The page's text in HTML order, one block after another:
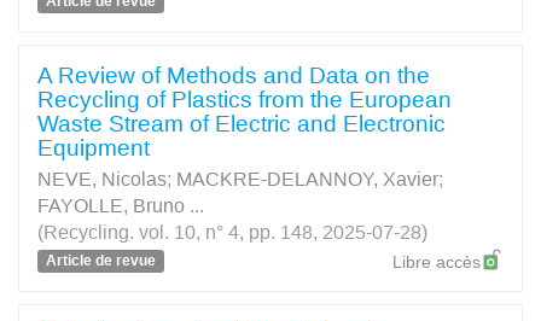
A Review of Methods and Data on the
Recycling of Plastics from the European
Waste Stream of Electric and Electronic
Equipment
NEVE, Nicolas; MACKRE-DELANNOY, Xavier;
FAYOLLE, Bruno ...
(Recycling. vol. 10, n° 4, pp. 148, 2025-07-28)
Article de revue Libre accès